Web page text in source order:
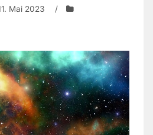
Mai 2023
/